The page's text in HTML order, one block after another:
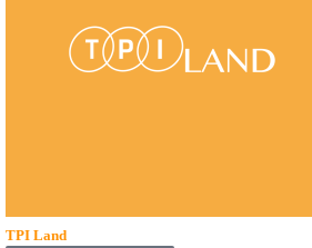
TPI Land